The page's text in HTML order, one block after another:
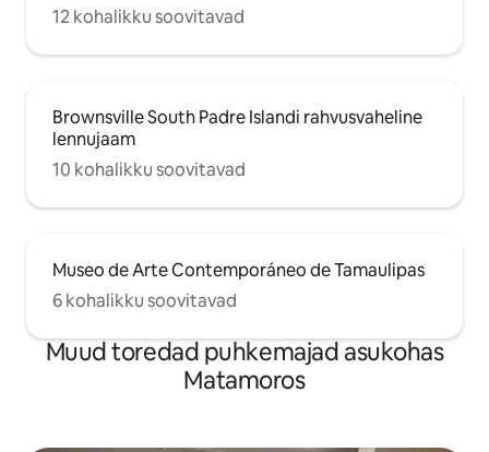
12 kohalikku soovitavad
Brownsville South Padre Islandi rahvusvaheline
lennujaam
10 kohalikku soovitavad
Museo de Arte Contemporáneo de Tamaulipas
6 kohalikku soovitavad
Muud toredad puhkemajad asukohas
Matamoros